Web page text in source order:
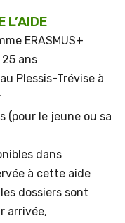
L’AIDE
ERASMUS+
ans
Plessis-Trévise à
(pour le jeune ou sa
dans
à cette aide
dossiers sont
arrivée,